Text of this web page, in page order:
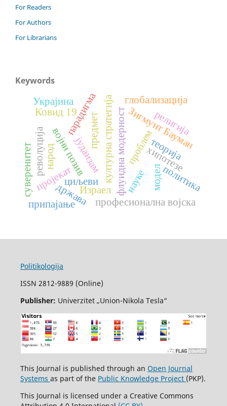
For Readers
For Authors
For Librarians
Keywords
флуидна модерностЗигмунт Бауман
културна стратегија
професионална војска
војни позив
модел
пројекат
проблем
предмет
циљеви
хипотезе
парадигма
теорија
науке
револуција
Ковид 19
суверенитет држава
глобализација
религија
јудаизам
Израел
народ
припајање
Украјина
политика
Politikologija
ISSN 2812-9889 (Online)
Publisher: Univerzitet „Union-Nikola Tesla“
This Journal is published through an Open Journal
Systems as part of the Public Knowledge Project (PKP).
This Journal is licensed under a Creative Commons